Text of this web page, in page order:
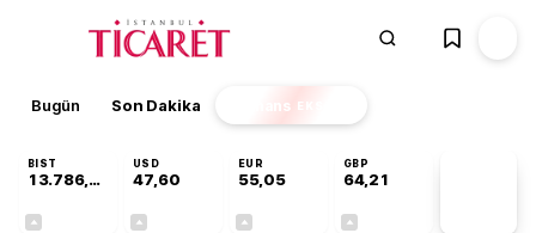
Bugün Son Dakika Finans EKSTRA
BIST
13.786,74
USD
47,60
EUR
55,05
GBP
64,21